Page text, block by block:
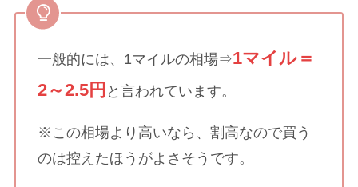
一般的には、1マイルの相場⇒1マイル＝
2～2.5円 と言われています。
※この相場より高いなら、割高なので買う
のは控えたほうがよさそうです。